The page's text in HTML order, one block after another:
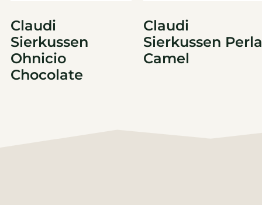
Claudi
Sierkussen
Ohnicio
Chocolate
Claudi
Sierkussen Perla
Camel